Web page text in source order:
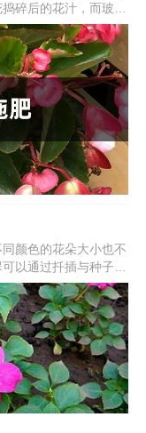
碎后的花汁，而玻璃
之一。下面来说说玻
颜色的花朵大小也不
以通过扦插与种子来
眼睛。今天我们来具